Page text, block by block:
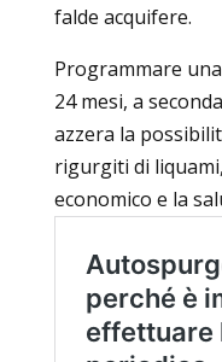
falde acquifere.
Programmare
24 mesi, a
azzera la
rigurgiti di
economico e la